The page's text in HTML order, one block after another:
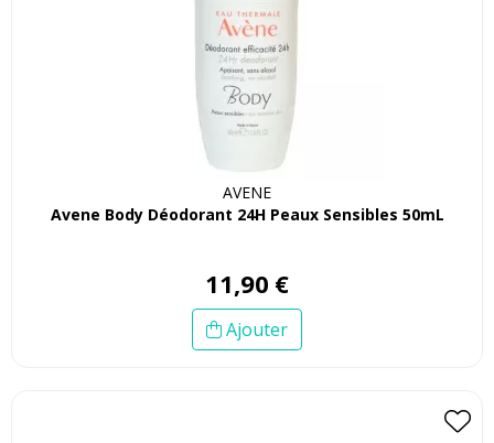
AVENE
Avene Body Déodorant 24H Peaux Sensibles 50mL
11,90 €
Ajouter